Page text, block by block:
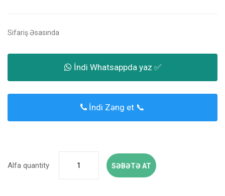
Sifariş Əsasında
İndi Whatsappda yaz ✅
İndi Zəng et 📞
Alfa quantity SƏBƏTƏ AT